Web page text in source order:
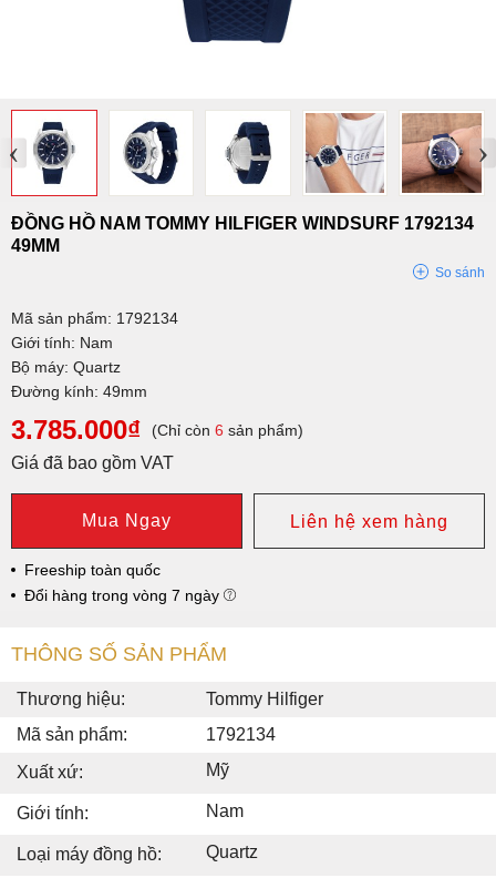
‹ ›
ĐỒNG HỒ NAM TOMMY HILFIGER WINDSURF 1792134
49MM
So sánh
Mã sản phẩm: 1792134
Giới tính: Nam
Bộ máy: Quartz
Đường kính: 49mm
3.785.000₫ (Chỉ còn 6 sản phẩm)
Giá đã bao gồm VAT
Mua Ngay Liên hệ xem hàng
Freeship toàn quốc
Đổi hàng trong vòng 7 ngày
THÔNG SỐ SẢN PHẨM
Thương hiệu:
Tommy Hilfiger
Mã sản phẩm:
1792134
Xuất xứ:
Mỹ
Giới tính: Nam
Loại máy đồng hồ: Quartz